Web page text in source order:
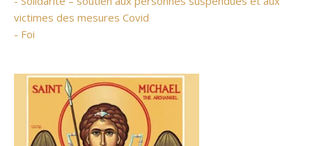
victimes des mesures Covid
- Foi